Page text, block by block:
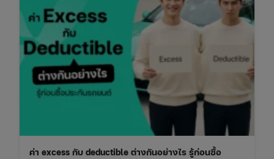
ค่า excess กับ deductible ต่างกันอย่างไร รู้ก่อนซื้อ